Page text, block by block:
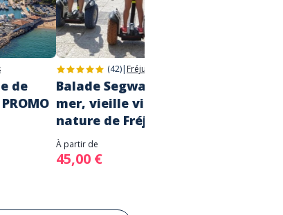
de
(42)| Fréjus
Balade Segway - Bord de
mer, vieille ville et base
nature de Fréjus
À partir de
45,00 €